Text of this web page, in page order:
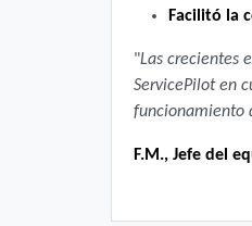
Facilitó la
"Las crecientes
ServicePilot en
funcionamiento
F.M., Jefe del